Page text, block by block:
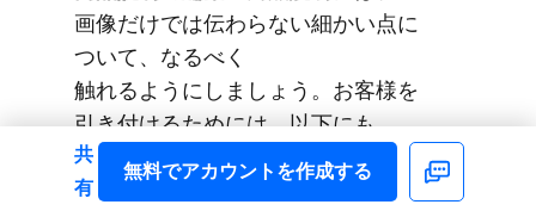
画像だけでは​伝わらない​細かい​点に​
ついて、​なるべく​
触れるようにしましょう。​お客様を​
引き付ける​ためには、​以下にも​
取り組むと​いいでしょう。
Facebook
共
有
無料で​アカウントを​作成する